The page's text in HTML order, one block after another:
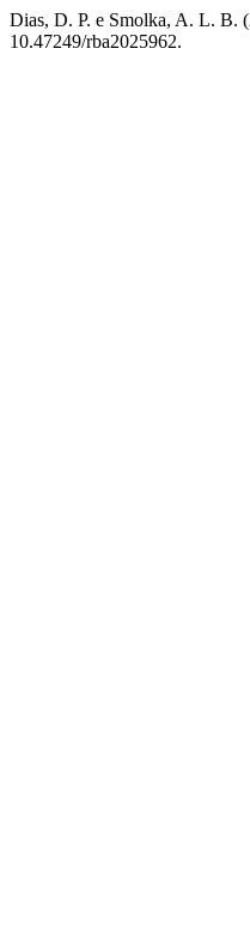
Dias, D. P. e Smolka, A. L.
10.47249/rba2025962.